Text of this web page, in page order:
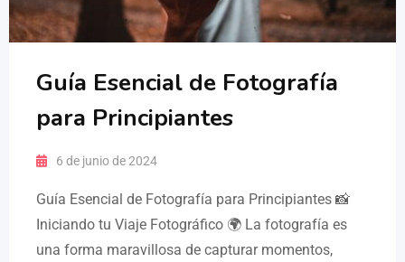
Guía Esencial de Fotografía
para Principiantes
6 de junio de 2024
Guía Esencial de Fotografía para Principiantes 📸
Iniciando tu Viaje Fotográfico 🌍 La fotografía es
una forma maravillosa de capturar momentos,